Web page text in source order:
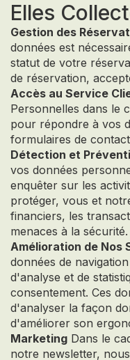
Elles
Gestion des
données est
statut de votre
de réservation,
Accès au Service
Personnelles dans le
pour répondre à vos
formulaires de
Détection et
vos données
enquêter sur les
protéger, vous et
financiers, les
menaces à la sécurité.
Amélioration de Nos
données de
d'analyse et de
consentement. Ces
d'analyser la façon
d'améliorer son
Marketing Dans le
notre newsletter,